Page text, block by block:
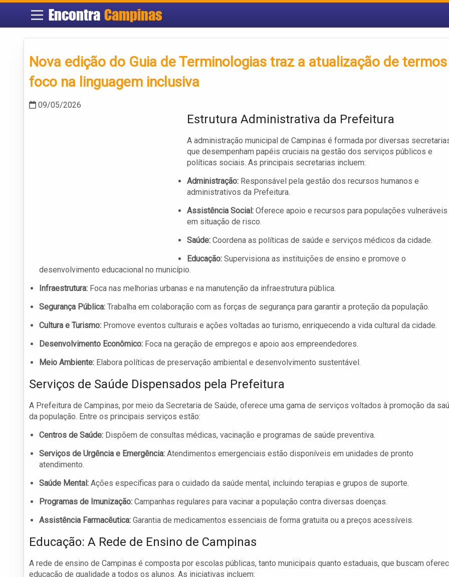
EncontraCampinas
Nova edição do Guia de Terminologias traz a atualização de
foco na linguagem inclusiva
09/05/2026
Estrutura Administrativa da Prefeitura
A administração municipal de Campinas é formada por diversas
que desempenham papéis cruciais na gestão dos serviços públicos e
políticas sociais. As principais secretarias incluem:
Administração: Responsável pela gestão dos recursos humanos e
administrativos da Prefeitura.
Assistência Social: Oferece apoio e recursos para populações vulneráveis
em situação de risco.
Saúde: Coordena as políticas de saúde e serviços médicos da cidade.
Educação: Supervisiona as instituições de ensino e promove o
desenvolvimento educacional no município.
Infraestrutura: Foca nas melhorias urbanas e na manutenção da infraestrutura pública.
Segurança Pública: Trabalha em colaboração com as forças de segurança para garantir a proteção da população.
Cultura e Turismo: Promove eventos culturais e ações voltadas ao turismo, enriquecendo a vida cultural da cidade.
Desenvolvimento Econômico: Foca na geração de empregos e apoio aos empreendedores.
Meio Ambiente: Elabora políticas de preservação ambiental e desenvolvimento sustentável.
Serviços de Saúde Dispensados pela Prefeitura
A Prefeitura de Campinas, por meio da Secretaria de Saúde, oferece uma gama de serviços voltados à promoção da
da população. Entre os principais serviços estão:
Centros de Saúde: Dispõem de consultas médicas, vacinação e programas de saúde preventiva.
Serviços de Urgência e Emergência: Atendimentos emergenciais estão disponíveis em unidades de pronto
atendimento.
Saúde Mental: Ações específicas para o cuidado da saúde mental, incluindo terapias e grupos de suporte.
Programas de Imunização: Campanhas regulares para vacinar a população contra diversas doenças.
Assistência Farmacêutica: Garantia de medicamentos essenciais de forma gratuita ou a preços acessíveis.
Educação: A Rede de Ensino de Campinas
A rede de ensino de Campinas é composta por escolas públicas, tanto municipais quanto estaduais, que buscam
educação de qualidade a todos os alunos. As iniciativas incluem: